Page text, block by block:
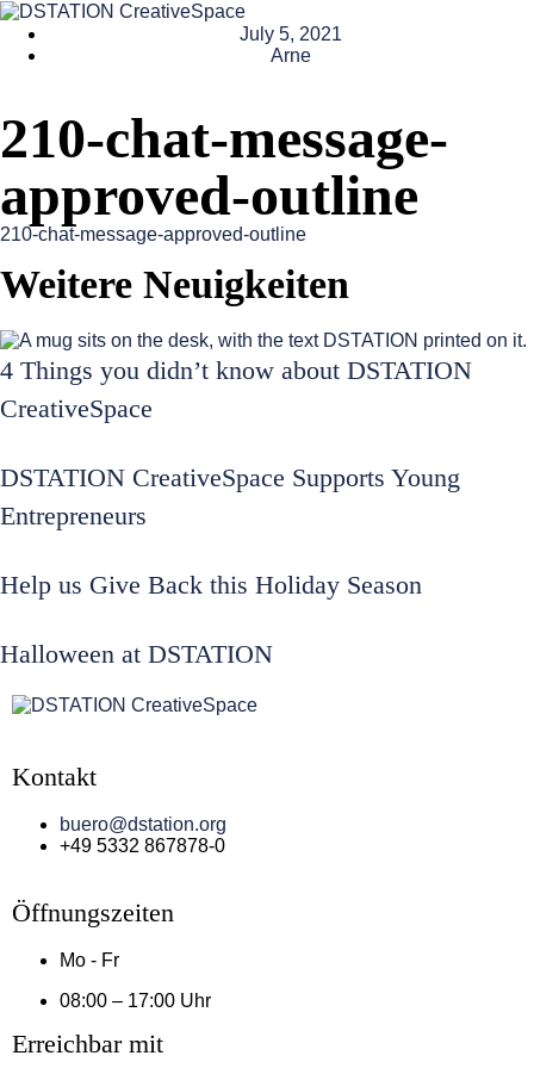
July 5, 2021
Arne
210-chat-message-
approved-outline
210-chat-message-approved-outline
Weitere Neuigkeiten
4 Things you didn’t know about DSTATION
CreativeSpace
DSTATION CreativeSpace Supports Young
Entrepreneurs
Help us Give Back this Holiday Season
Halloween at DSTATION
Kontakt
buero@dstation.org
+49 5332 867878-0
Öffnungszeiten
Mo - Fr
08:00 – 17:00 Uhr
Erreichbar mit